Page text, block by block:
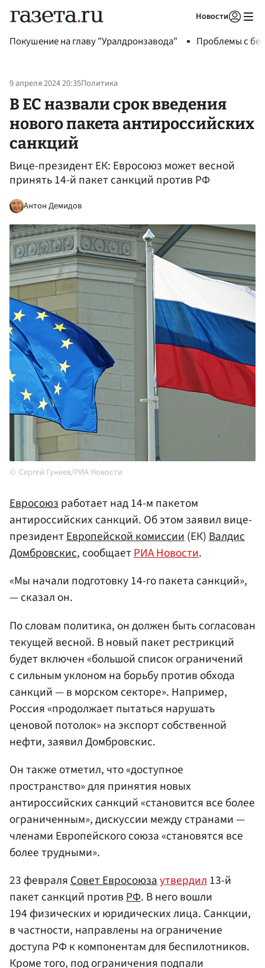
Новости
Покушение на главу "Уралдронзавода" Проблемы с
9 апреля 2024 20:35Политика
В ЕС назвали срок введения
нового пакета антироссийских
санкций
Вице-президент ЕК: Евросоюз может весной
принять 14-й пакет санкций против РФ
Антон Демидов
Сергей Гунеев/РИА Новости
Евросоюзработает над 14-м пакетом
антироссийских санкций. Об этом заявил вице-
президентЕвропейской комиссии(ЕК)Валдис
Домбровскис, сообщаетРИА Новости.
«Мы начали подготовку 14-го пакета санкций»,
— сказал он.
По словам политика, он должен быть согласован
текущей весной. В новый пакет рестрикций
будет включен «большой список ограничений
с сильным уклоном на борьбу против обхода
санкций — в морском секторе». Например,
Россия «продолжает пытаться нарушать
ценовой потолок» на экспорт собственной
нефти, заявил Домбровскис.
Он также отметил, что «доступное
пространство» для принятия новых
антироссийских санкций «становится все более
ограниченным», дискуссии между странами —
членами Европейского союза «становятся все
более трудными».
23 февраляСовет Евросоюзаутвердил13-й
пакет санкций противРФ. В него вошли
194 физических и юридических лица. Санкции,
в частности, направлены на ограничение
доступа РФ к компонентам для беспилотников.
Кроме того, под ограничения подпали